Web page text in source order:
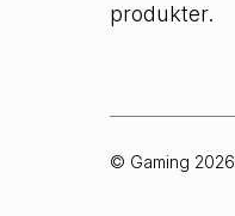
produkter.
© Gaming 2026